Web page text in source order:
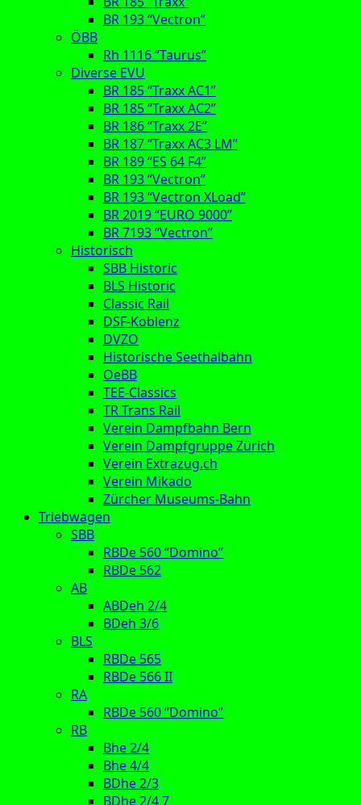
BR 193 “Vectron”
ÖBB
Rh 1116 “Taurus”
Diverse EVU
BR 185 “Traxx AC1”
BR 185 “Traxx AC2”
BR 186 “Traxx 2E”
BR 187 “Traxx AC3 LM”
BR 189 “ES 64 F4”
BR 193 “Vectron”
BR 193 “Vectron XLoad”
BR 2019 “EURO 9000”
BR 7193 “Vectron”
Historisch
SBB Historic
BLS Historic
Classic Rail
DSF-Koblenz
DVZO
Historische Seethalbahn
OeBB
TEE-Classics
TR Trans Rail
Verein Dampfbahn Bern
Verein Dampfgruppe Zürich
Verein Extrazug.ch
Verein Mikado
Zürcher Museums-Bahn
Triebwagen
SBB
RBDe 560 “Domino”
RBDe 562
AB
ABDeh 2/4
BDeh 3/6
BLS
RBDe 565
RBDe 566 II
RA
RBDe 560 “Domino”
RB
Bhe 2/4
Bhe 4/4
BDhe 2/3
BDhe 2/4 7